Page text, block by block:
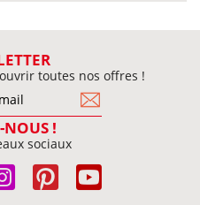
toutes nos offres !
NOUS !
sociaux